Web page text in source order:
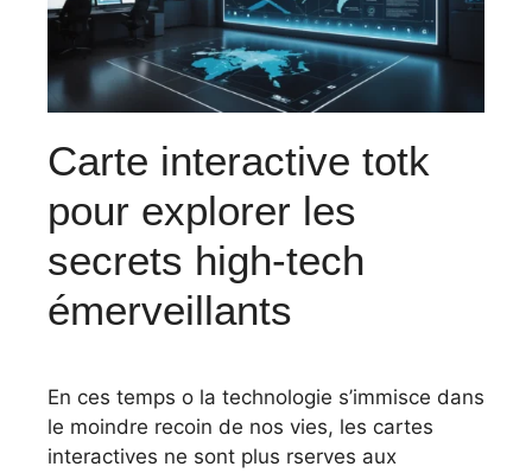
Carte interactive totk
pour explorer les
secrets high-tech
émerveillants
En ces temps o la technologie s’immisce dans
le moindre recoin de nos vies, les cartes
interactives ne sont plus rserves aux